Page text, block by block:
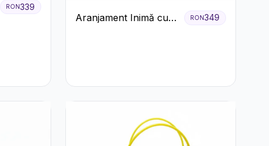
RON339
Aranjament Inimă cu
RON349